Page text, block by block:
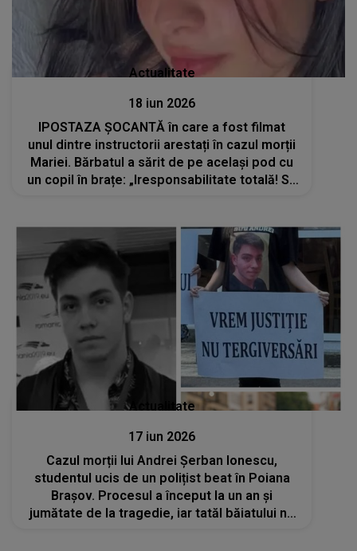
Actualitate
18 iun 2026
IPOSTAZA ȘOCANTĂ în care a fost filmat
unul dintre instructorii arestați în cazul morții
Mariei. Bărbatul a sărit de pe același pod cu
un copil în brațe: „Iresponsabilitate totală! Să
Actualitate
17 iun 2026
Cazul morții lui Andrei Șerban Ionescu,
studentul ucis de un polițist beat în Poiana
Brașov. Procesul a început la un an și
jumătate de la tragedie, iar tatăl băiatului nu